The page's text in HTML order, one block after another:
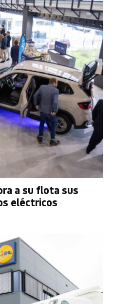
a su flota sus
eléctricos